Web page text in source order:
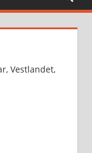
, Vestlandet,